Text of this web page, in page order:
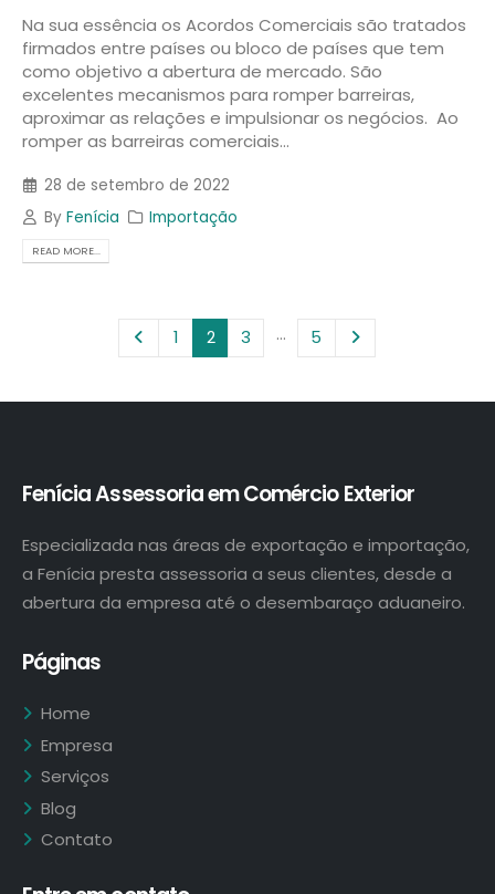
Na sua essência os Acordos Comerciais são tratados
firmados entre países ou bloco de países que tem
como objetivo a abertura de mercado. São
excelentes mecanismos para romper barreiras,
aproximar as relações e impulsionar os negócios. Ao
romper as barreiras comerciais...
28 de setembro de 2022
By Fenícia Importação
READ MORE...
1 2 3 … 5
Fenícia Assessoria em Comércio Exterior
Especializada nas áreas de exportação e importação,
a Fenícia presta assessoria a seus clientes, desde a
abertura da empresa até o desembaraço aduaneiro.
Páginas
Home
Empresa
Serviços
Blog
Contato